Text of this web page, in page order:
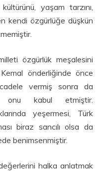
yaşam tarzını,
kendi özgürlüğe düşkün
özgürlük meşalesini
önderliğinde önce
vermiş sonra da
onu kabul etmiştir.
yeşermesi, Türk
biraz sancılı olsa da
benimsenmiştir.
halka anlatmak